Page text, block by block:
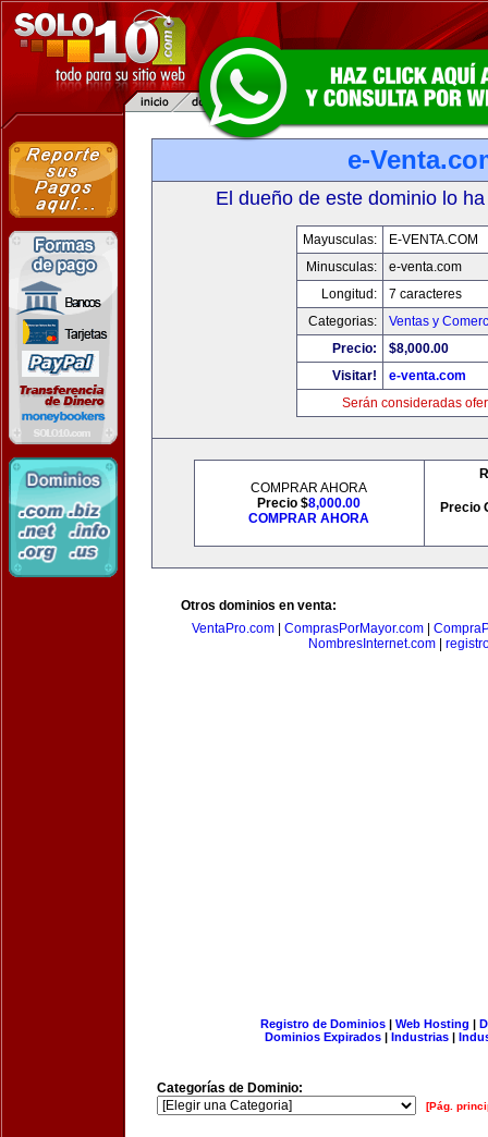
e-
El dueño de este dominio lo
Mayusculas:
E-VENTA.COM
Minusculas:
e-venta.com
Longitud:
7 caracteres
Categorias:
Ventas y
Precio:
$8,000.00
Visitar!
e-venta.com
Serán consideradas
COMPRAR AHORA
Precio $8,000.00
COMPRAR AHORA
Precio
Otros dominios en venta:
VentaPro.com| ComprasPorMayor.com|
NombresInternet.com
Registro de Dominios| Web Hosting |
Dominios Expirados | Industrias |
Categorías de Dominio:
[Pág.